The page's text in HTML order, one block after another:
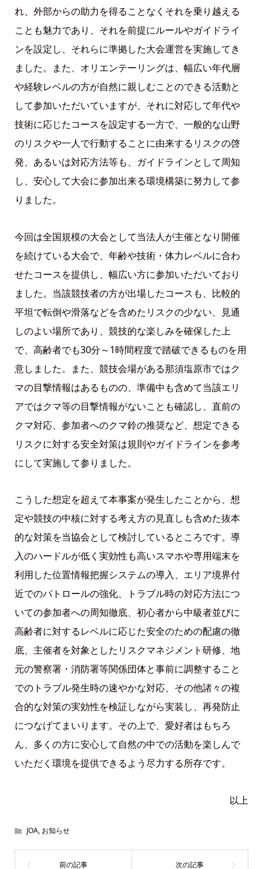
れ、外部からの助力を得ることなくそれを乗り越える
ことも魅力であり、それを前提にルールやガイドライ
ンを設定し、それらに準拠した大会運営を実施してき
ました。また、オリエンテーリングは、幅広い年代層
や経験レベルの方が自然に親しむことのできる活動と
して参加いただいていますが、それに対応して年代や
技術に応じたコースを設定する一方で、一般的な山野
のリスクや一人で行動することに由来するリスクの啓
発、あるいは対応方法等も、ガイドラインとして周知
し、安心して大会に参加出来る環境構築に努力して参
りました。
今回は全国規模の大会として当法人が主催となり開催
を続けている大会で、年齢や技術・体力レベルに合わ
せたコースを提供し、幅広い方に参加いただいており
ました。当該競技者の方が出場したコースも、比較的
平坦で転倒や滑落などを含めたリスクの少ない、見通
しのよい場所であり、競技的な楽しみを確保した上
で、高齢者でも30分～1時間程度で踏破できるものを用
意しました。また、競技会場がある那須塩原市ではク
マの目撃情報はあるものの、準備中も含めて当該エリ
アではクマ等の目撃情報がないことも確認し、直前の
クマ対応、参加者へのクマ鈴の推奨など、想定できる
リスクに対する安全対策は規則やガイドラインを参考
にして実施して参りました。
こうした想定を超えて本事案が発生したことから、想
定や競技の中核に対する考え方の見直しも含めた抜本
的な対策を当協会として検討しているところです。導
入のハードルが低く実効性も高いスマホや専用端末を
利用した位置情報把握システムの導入、エリア境界付
近でのパトロールの強化、トラブル時の対応方法につ
いての参加者への周知徹底、初心者から中級者並びに
高齢者に対するレベルに応じた安全のための配慮の徹
底、主催者を対象としたリスクマネジメント研修、地
元の警察署・消防署等関係団体と事前に調整すること
でのトラブル発生時の速やかな対応、その他諸々の複
合的な対策の実効性を検証しながら実装し、再発防止
につなげてまいります。その上で、愛好者はもちろ
ん、多くの方に安心して自然の中での活動を楽しんで
いただく環境を提供できるよう尽力する所存です。
以上
JOA, お知らせ